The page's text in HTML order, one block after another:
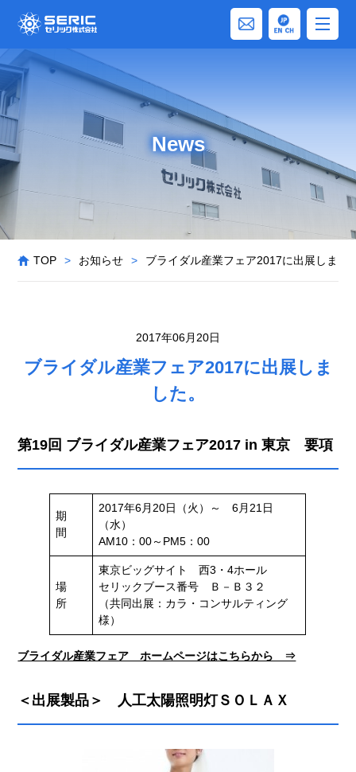
News
TOP > お知らせ > ブライダル産業フェア2017に出展しまし
2017年06月20日
ブライダル産業フェア2017に出展しま
した。
第19回 ブライダル産業フェア2017 in 東京 要項
期
間
2017年6月20日（火）～ 6月21日
（水）
AM10：00～PM5：00
場
所
東京ビッグサイト 西3・4ホール
セリックブース番号 Ｂ－Ｂ３２
（共同出展：カラ・コンサルティング
様）
ブライダル産業フェア ホームページはこちらから ⇒
＜出展製品＞ 人工太陽照明灯ＳＯＬＡＸ